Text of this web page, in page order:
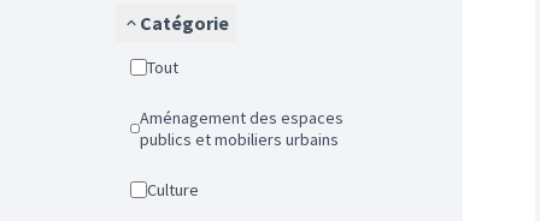
Catégorie
Tout
Aménagement des espaces
publics et mobiliers urbains
Culture